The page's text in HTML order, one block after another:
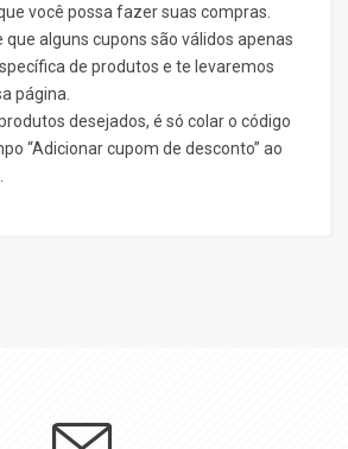
você possa fazer suas compras.
que alguns cupons são válidos apenas
de produtos e te levaremos
página.
desejados, é só colar o código
“Adicionar cupom de desconto” ao